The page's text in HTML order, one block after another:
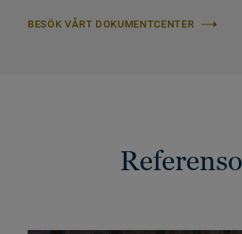
BESÖK VÅRT DOKUMENTCENTER